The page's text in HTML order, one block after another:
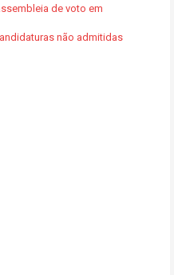
de voto em
não admitidas